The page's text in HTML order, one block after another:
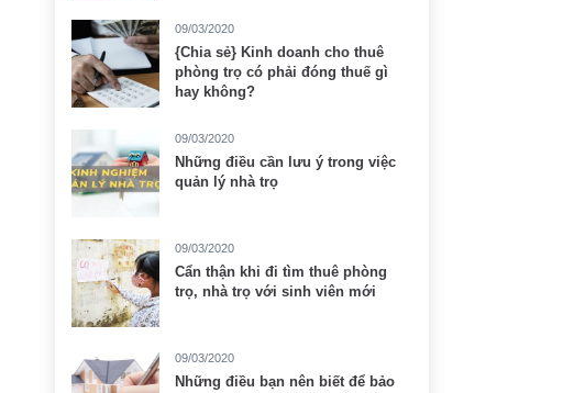
09/03/2020
{Chia sẻ} Kinh doanh cho thuê
phòng trọ có phải đóng thuế gì
hay không?
09/03/2020
Những điều cần lưu ý trong việc
quản lý nhà trọ
09/03/2020
Cẩn thận khi đi tìm thuê phòng
trọ, nhà trọ với sinh viên mới
09/03/2020
Những điều bạn nên biết để bảo